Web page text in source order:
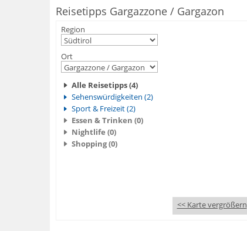
Reisetipps Gargazzone / Gargazon
Region
Ort
Alle Reisetipps (4)
Sehenswürdigkeiten (2)
Sport & Freizeit (2)
Essen & Trinken (0)
Nightlife (0)
Shopping (0)
<< Karte vergrößern